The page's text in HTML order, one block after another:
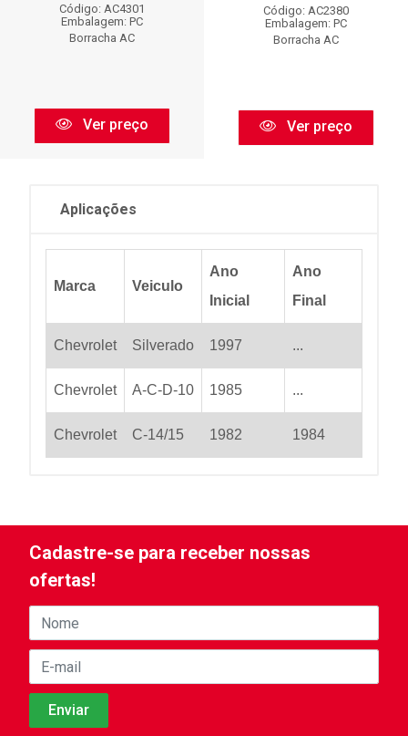
Código: AC4301
Embalagem: PC
Borracha AC
Ver preço
Código: AC2380
Embalagem: PC
Borracha AC
Ver preço
Aplicações
Marca Veiculo
Ano
Inicial
Ano
Final
Chevrolet Silverado 1997 ...
Chevrolet A-C-D-10 1985 ...
Chevrolet C-14/15 1982 1984
Cadastre-se para receber nossas
ofertas!